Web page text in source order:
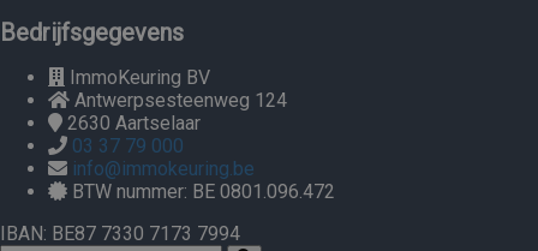
Bedrijfsgegevens
ImmoKeuring BV
Antwerpsesteenweg 124
2630 Aartselaar
03 37 79 000
info@immokeuring.be
BTW nummer: BE 0801.096.472
IBAN: BE87 7330 7173 7994